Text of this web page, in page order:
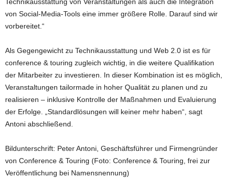
von Social-Media-Tools eine immer größere Rolle. Darauf sind wir
vorbereitet.“
Als Gegengewicht zu Technikausstattung und Web 2.0 ist es für
conference & touring zugleich wichtig, in die weitere Qualifikation
der Mitarbeiter zu investieren. In dieser Kombination ist es möglich,
Veranstaltungen tailormade in hoher Qualität zu planen und zu
realisieren – inklusive Kontrolle der Maßnahmen und Evaluierung
der Erfolge. „Standardlösungen will keiner mehr haben“, sagt
Antoni abschließend.
Bildunterschrift: Peter Antoni, Geschäftsführer und Firmengründer
von Conference & Touring (Foto: Conference & Touring, frei zur
Veröffentlichung bei Namensnennung)